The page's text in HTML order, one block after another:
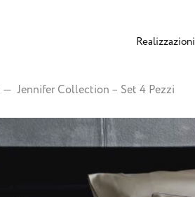
Realizzazioni
— Jennifer Collection – Set 4 Pezzi